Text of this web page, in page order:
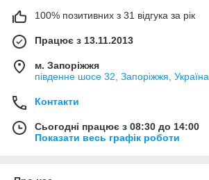
100% позитивних з 31 відгука за рік
Працює з 13.11.2013
м. Запоріжжя
південне шосе 32, Запоріжжя, Україна
Контакти
Сьогодні працює з 08:30 до 14:00
Показати весь графік роботи